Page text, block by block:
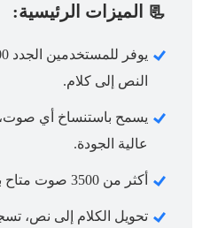
📃 الميزات الرئيسية:
النص إلى كلام.
يسمح باستنساخ أي صوت،
عالية الجودة.
أكثر من 3500 صوت متاح بأكثر من 216 لغة.
تحويل الكلام إلى نص،